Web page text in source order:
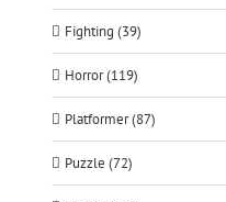
Fighting (39)
Horror (119)
Platformer (87)
Puzzle (72)